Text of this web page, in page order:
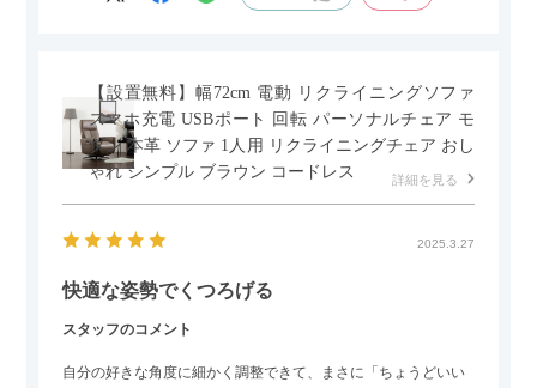
【設置無料】幅72cm 電動 リクライニングソファ
スマホ充電 USBポート 回転 パーソナルチェア モ
ダン 本革 ソファ 1人用 リクライニングチェア おし
ゃれ シンプル ブラウン コードレス
詳細を見る
2025.3.27
快適な姿勢でくつろげる
スタッフのコメント
自分の好きな角度に細かく調整できて、まさに「ちょうどいい